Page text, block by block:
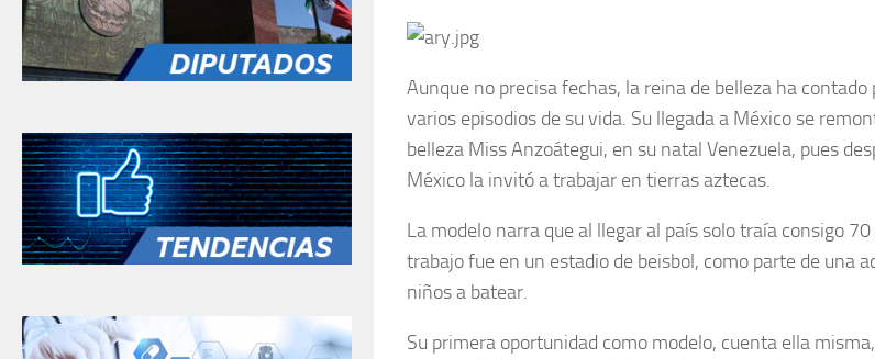
Aunque no precisa fechas, la reina de belleza ha contado
varios episodios de su vida. Su llegada a México se
belleza Miss Anzoátegui, en su natal Venezuela, pues
México la invitó a trabajar en tierras aztecas.
La modelo narra que al llegar al país solo traía consigo
trabajo fue en un estadio de beisbol, como parte de una
niños a batear.
Su primera oportunidad como modelo, cuenta ella